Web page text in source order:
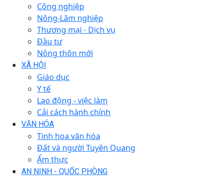
Công nghiệp
Nông-Lâm nghiệp
Thương mại - Dịch vụ
Đầu tư
Nông thôn mới
XÃ HỘI
Giáo dục
Y tế
Lao động - việc làm
Cải cách hành chính
VĂN HÓA
Tinh hoa văn hóa
Đất và người Tuyên Quang
Ẩm thực
AN NINH - QUỐC PHÒNG